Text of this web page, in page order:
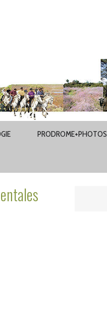
PRODROME+PHOTOS